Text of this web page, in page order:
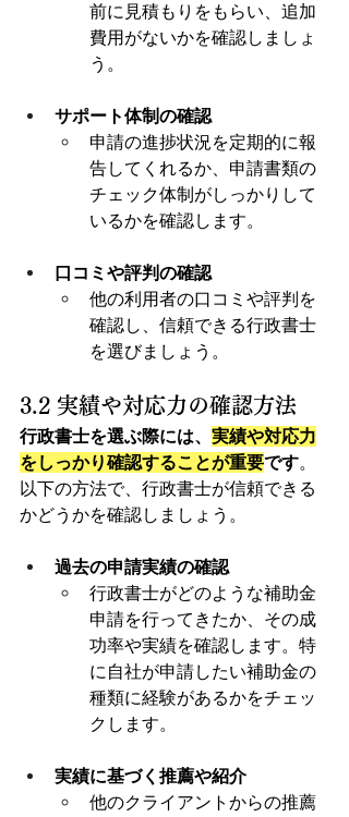
前に見積もりをもらい、追加
費用がないかを確認しましょ
う。
サポート体制の確認
申請の進捗状況を定期的に報
告してくれるか、申請書類の
チェック体制がしっかりして
いるかを確認します。
口コミや評判の確認
他の利用者の口コミや評判を
確認し、信頼できる行政書士
を選びましょう。
3.2 実績や対応力の確認方法
行政書士を選ぶ際には、 実績や対応力
をしっかり確認することが重要です。
以下の方法で、行政書士が信頼できる
かどうかを確認しましょう。
過去の申請実績の確認
行政書士がどのような補助金
申請を行ってきたか、その成
功率や実績を確認します。特
に自社が申請したい補助金の
種類に経験があるかをチェッ
クします。
実績に基づく推薦や紹介
他のクライアントからの推薦